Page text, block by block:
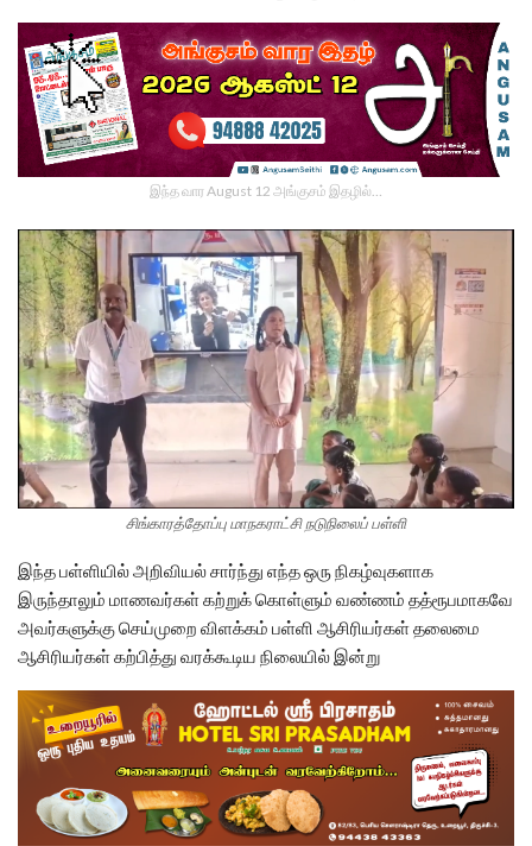
இந்த வார August 12 அங்குசம் இதழில்…
சிங்காரத்தோப்பு மாநகராட்சி நடுநிலைப் பள்ளி
இந்த பள்ளியில் அறிவியல் சார்ந்து எந்த ஒரு நிகழ்வுகளாக
இருந்தாலும் மாணவர்கள் கற்றுக் கொள்ளும் வண்ணம் தத்ரூபமாகவே
அவர்களுக்கு செய்முறை விளக்கம் பள்ளி ஆசிரியர்கள் தலைமை
ஆசிரியர்கள் கற்பித்து வரக்கூடிய நிலையில் இன்று